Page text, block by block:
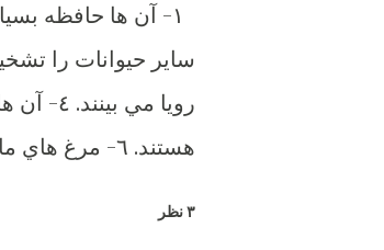
هستند. ٦-
۳ نظر